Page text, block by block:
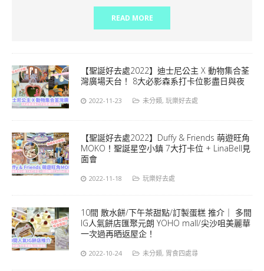
READ MORE
【聖誕好去處2022】迪士尼公主 X 動物集合荃
灣廣場天台！ 8大必影森系打卡位影盡日與夜
2022-11-23 未分類, 玩樂好去處
【聖誕好去處2022】Duffy & Friends 萌遊旺角
MOKO！聖誕星空小鎮 7大打卡位 + LinaBell見
面會
2022-11-18 玩樂好去處
10間 散水餅/下午茶甜點/訂製蛋糕 推介｜ 多間
IG人氣餅店匯聚元朗 YOHO mall/尖沙咀美麗華
一次過再晒返屋企！
2022-10-24 未分類, 胃食四處尋